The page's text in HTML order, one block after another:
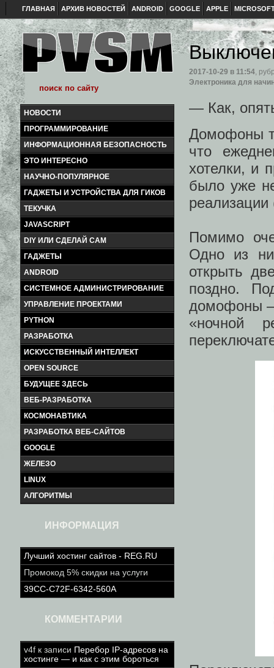
ГЛАВНАЯ АРХИВ НОВОСТЕЙ ANDROID GOOGLE APPLE
НОВОСТИ
ПРОГРАММИРОВАНИЕ
ИНФОРМАЦИОННАЯ БЕЗОПАСНОСТЬ
ЭТО ИНТЕРЕСНО
НАУЧНО-ПОПУЛЯРНОЕ
ГАДЖЕТЫ И УСТРОЙСТВА ДЛЯ ГИКОВ
ТЕКУЧКА
JAVASCRIPT
DIY ИЛИ СДЕЛАЙ САМ
ГАДЖЕТЫ
ANDROID
СИСТЕМНОЕ АДМИНИСТРИРОВАНИЕ
УПРАВЛЕНИЕ ПРОЕКТАМИ
PYTHON
РАЗРАБОТКА
ИСКУССТВЕННЫЙ ИНТЕЛЛЕКТ
OPEN SOURCE
БУДУЩЕЕ ЗДЕСЬ
ВЕБ-РАЗРАБОТКА
КОСМОНАВТИКА
РАЗРАБОТКА ВЕБ-САЙТОВ
GOOGLE
ЖЕЛЕЗО
LINUX
АЛГОРИТМЫ
ИНФОРМАЦИЯ
Лучший хостинг сайтов - REG.RU
Промокод 5% скидки на услуги
39CC-C72F-6342-560A
КОММЕНТАРИИ
v4f к записи Перебор IP-адресов на
хостинге — и как с этим бороться
2017-10-29 в 11:54,
Электроника для
— Как,
Домофоны
что
хотелки, и
было уже
Помимо
Одно из
открыть
поздно.
домофоны –
«ночной